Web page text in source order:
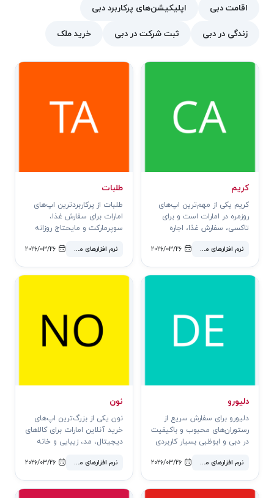
اقامت دبی
اپلیکیشن‌های پرکاربرد دبی
زندگی در دبی
ثبت شرکت در دبی خرید ملک
کریم
کریم یکی از مهم‌ترین اپ‌های
روزمره در امارات است و برای
تاکسی، سفارش غذا، اجاره
می‌شود.مناسب برای: رزرو
سفارش غذا و سوپرمارکت.
نرم افزارهای محبوب 2026/03/26
طلبات
طلبات از پرکاربردترین اپ‌های
امارات برای سفارش غذا،
سوپرمارکت و مایحتاج روزانه
نرم افزارهای محبوب 2026/03/26
دلیورو
دلیورو برای سفارش سریع از
رستوران‌های محبوب و باکیفیت
در دبی و ابوظبی بسیار کاربردی
نرم افزارهای محبوب 2026/03/26
نون
نون یکی از بزرگ‌ترین اپ‌های
خرید آنلاین امارات برای کالاهای
دیجیتال، مد، زیبایی و خانه
نرم افزارهای محبوب 2026/03/26